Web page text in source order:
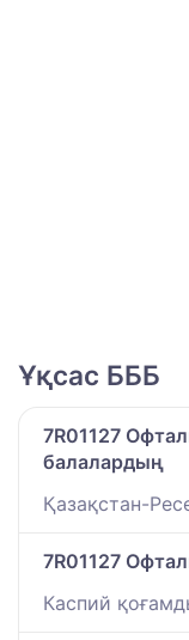
Ұқсас БББ
7R01127
балалардың
Қазақстан-
7R01127
Каспий